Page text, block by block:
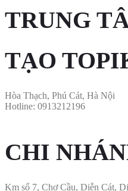
TRUNG
TẠO
Hòa Thạch, Phú Cát, Hà Nội
Hotline: 0913212196
CHI
Km số 7, Chợ Cầu, Diễn Cát,